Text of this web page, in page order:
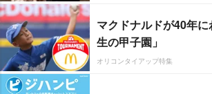
マクドナルドが40年
生の甲子園」
オリコンタイアップ特集